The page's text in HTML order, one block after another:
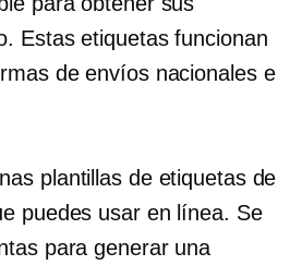
Estas etiquetas funcionan
de envíos nacionales e
plantillas de etiquetas de
puedes usar en línea. Se
para generar una